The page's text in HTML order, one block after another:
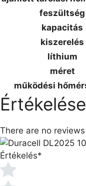
feszültség
kapacitás
kiszerelés
líthium
méret
működési
There are no
Értékelés*